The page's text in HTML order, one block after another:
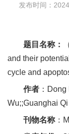
队
发布时间：
题目名称：
and their
cycle and
作者 ：
Wu;;Guanghai Qi
刊物名称 ：